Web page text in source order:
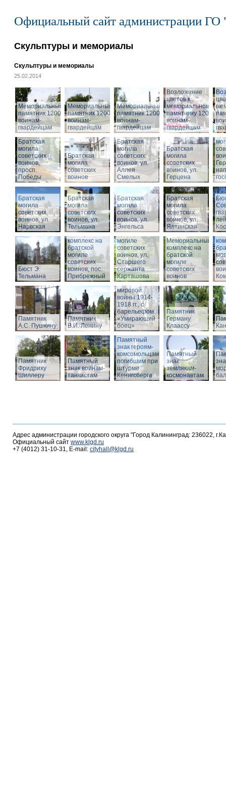
Официальный сайт администрации ГО
Скульптуры и мемориалы
Скульптуры и мемориалы
25.02.2014
Мемориальный
памятник 1200
воинам-
гвардейцам
Мемориальный
памятник 1200
воинам-
гвардейцам
Мемориальный
памятник 1200
воинам-
гвардейцам
Возложение
цветов к
мемориальному
памятнику 1200
воинам-
гвардейцам
Братская
могила
советских
воинов,
просп.
Победы
Братская
могила
советских
воинов
Братская
могила
советских
воинов, ул.
Аллея
Смелых
Братская
могила
советских
воинов, ул.
Герцена
Братская
могила
советских
воинов, ул.
Нарвская
Братская
могила
советских
воинов, ул.
Тельмана
Братская
могила
советских
воинов, ул.
Энгельса
Братская
могила
советских
воинов, ул.
Ялтинская
Бюст Э.
Тельмана
Мемориальный
комплекс на
братской
могиле
советских
воинов, пос.
Прибрежный
Мемориальный
комплекс на
братской
могиле
советских
воинов, ул.
Старшего
сержанта
Карташова
Мемориальный
комплекс на
братской
могиле
советских
воинов
Памятник
А.С. Пушкину
Памятник
В.И. Ленину
Памятник
воинам,
погибшим в
годы Первой
мировой
войны 1914-
1918 гг., с
барельефом
«Умирающий
боец»
Памятник
Герману
Клаассу
Памятник
Фридриху
Шиллеру
Памятный
знак воинам-
танкистам
Памятный
знак героям-
комсомольцам,
погибшим при
штурме
Кенигсберга
Памятный
знак
землякам-
космонавтам
Адрес администрации городского округа "Город Калининград: 236022,
Официальный сайт www.klgd.ru
+7 (4012) 31-10-31, E-mail: cityhall@klgd.ru